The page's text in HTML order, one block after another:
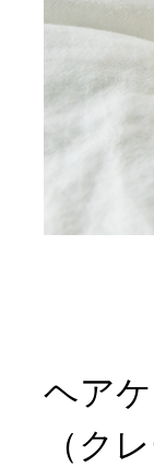
ヘア
（ク